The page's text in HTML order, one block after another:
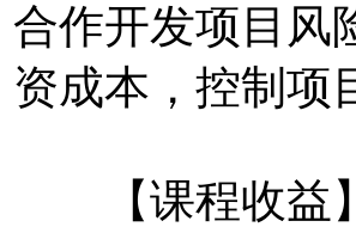
合作开发项目风
资成本，控制项
【课程收益】